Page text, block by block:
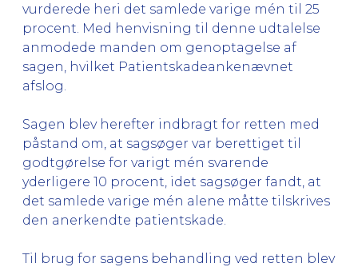
vurderede heri det samlede varige mén til 25
procent. Med henvisning til denne udtalelse
anmodede manden om genoptagelse af
sagen, hvilket Patientskadeankenævnet
afslog.
Sagen blev herefter indbragt for retten med
påstand om, at sagsøger var berettiget til
godtgørelse for varigt mén svarende
yderligere 10 procent, idet sagsøger fandt, at
det samlede varige mén alene måtte tilskrives
den anerkendte patientskade.
Til brug for sagens behandling ved retten blev